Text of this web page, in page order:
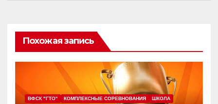
Похожая запись
ВФСК "ГТО" КОМПЛЕКСНЫЕ СОРЕВНОВАНИЯ ШКОЛА